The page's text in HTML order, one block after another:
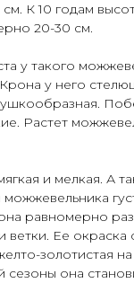
см. К 10 годам
20-30 см.
у такого
у него
Растет
и мелкая. А
можжевельника
равномерно
ветки. Ее окраска
золотистая
сезоны она